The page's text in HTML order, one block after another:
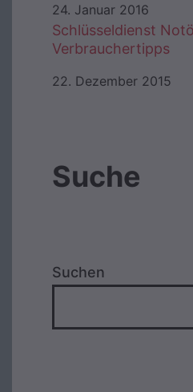
24. Januar 2016
Schlüsseldienst
Verbrauchertipps
22. Dezember 2015
Suche
Suchen